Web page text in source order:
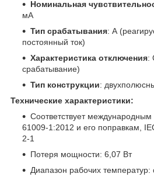
Номинальная
мА
Тип срабатывания: А
постоянный ток)
Характеристика отключения:
срабатывание)
Тип конструкции:
Технические характеристики:
Соответствует международным
61009-1:2012 и его поправкам,
2-1
Потеря мощности: 6,07 Вт
Диапазон рабочих температур: